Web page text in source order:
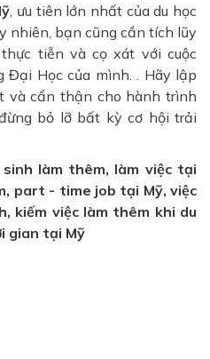
, ưu tiên lớn nhất của du học
nhiên, bạn cũng cần tích lũy
tiễn và cọ xát với cuộc
Đại Học của mình. . Hãy lập
và cẩn thận cho hành trình
bỏ lỡ bất kỳ cơ hội trải
sinh làm thêm, làm việc tại
part - time job tại Mỹ, việc
kiếm việc làm thêm khi du
gian tại Mỹ